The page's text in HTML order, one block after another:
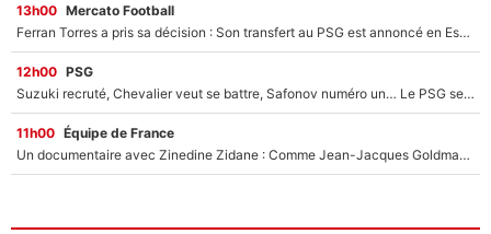
13h00 Mercato Football
Ferran Torres a pris sa décision : Son transfert au PSG est annoncé en Espagne !
12h00 PSG
Suzuki recruté, Chevalier veut se battre, Safonov numéro un… Le PSG se lance encore dans un gros chantier pour le poste de gardien de but
11h00 Équipe de France
Un documentaire avec Zinedine Zidane : Comme Jean-Jacques Goldman et Mylène Farmer, le nouveau sélectionneur de l'équipe de France a recalé une journaliste très connue